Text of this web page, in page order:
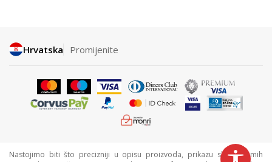
Hrvatska Promijenite
Nastojimo biti što precizniji u opisu proizvoda, prikazu slika i samih